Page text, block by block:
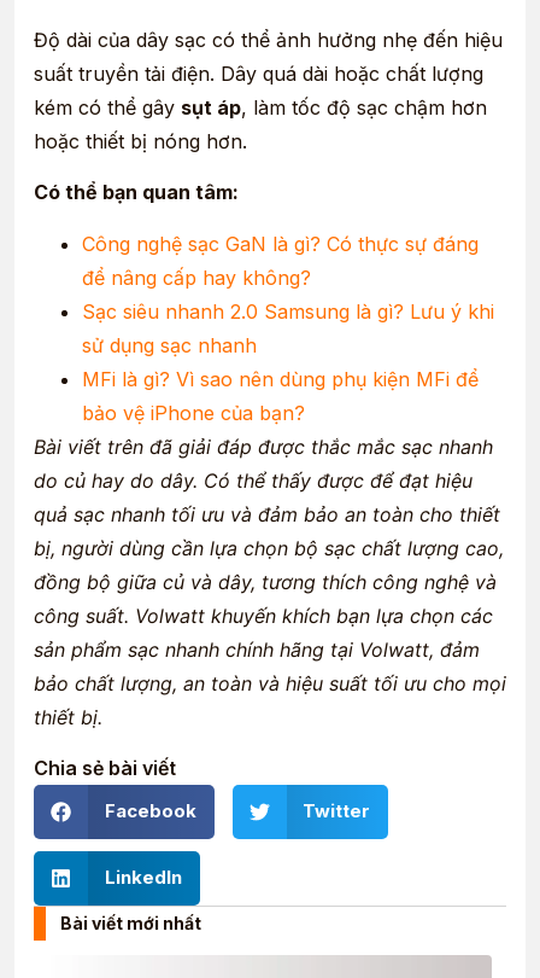
Độ dài của dây sạc có thể ảnh hưởng nhẹ đến hiệu
suất truyền tải điện. Dây quá dài hoặc chất lượng
kém có thể gây sụt áp, làm tốc độ sạc chậm hơn
hoặc thiết bị nóng hơn.
Có thể bạn quan tâm:
Công nghệ sạc GaN là gì? Có thực sự đáng
để nâng cấp hay không?
Sạc siêu nhanh 2.0 Samsung là gì? Lưu ý khi
sử dụng sạc nhanh
MFi là gì? Vì sao nên dùng phụ kiện MFi để
bảo vệ iPhone của bạn?
Bài viết trên đã giải đáp được thắc mắc sạc nhanh
do củ hay do dây. Có thể thấy được để đạt hiệu
quả sạc nhanh tối ưu và đảm bảo an toàn cho thiết
bị, người dùng cần lựa chọn bộ sạc chất lượng cao,
đồng bộ giữa củ và dây, tương thích công nghệ và
công suất. Volwatt khuyến khích bạn lựa chọn các
sản phẩm sạc nhanh chính hãng tại Volwatt, đảm
bảo chất lượng, an toàn và hiệu suất tối ưu cho mọi
thiết bị.
Chia sẻ bài viết
Facebook Twitter
LinkedIn
Bài viết mới nhất